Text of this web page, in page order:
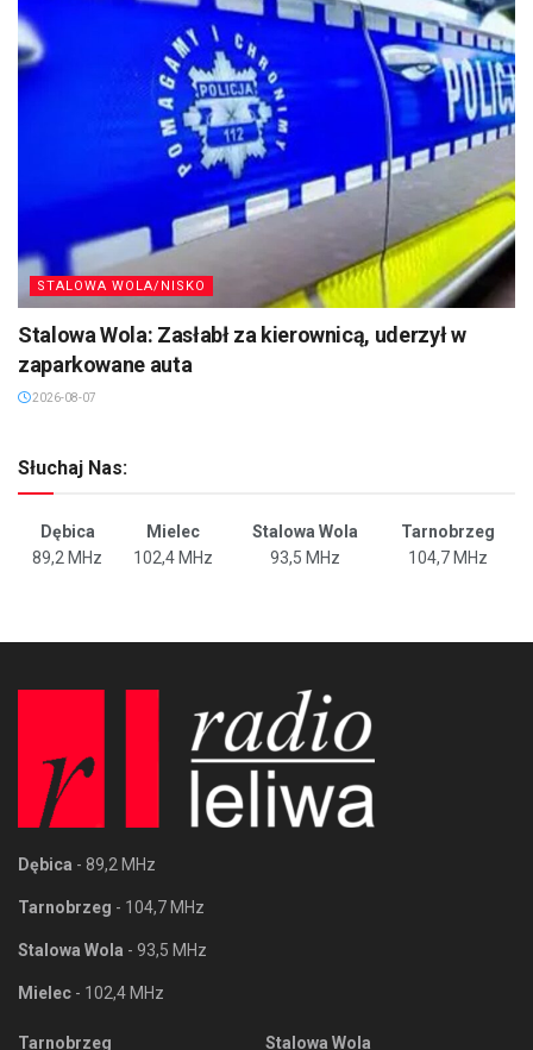
STALOWA WOLA/NISKO
Stalowa Wola: Zasłabł za kierownicą, uderzył w
zaparkowane auta
2026-08-07
Słuchaj Nas:
Dębica Mielec Stalowa Wola
Tarnobrzeg
89,2 MHz
102,4 MHz 93,5 MHz 104,7 MHz
Dębica - 89,2 MHz
Tarnobrzeg - 104,7 MHz
Stalowa Wola - 93,5 MHz
Mielec - 102,4 MHz
Tarnobrzeg Stalowa Wola